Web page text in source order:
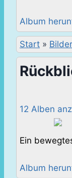
Album
Start »
12 Alben
Ein
Album